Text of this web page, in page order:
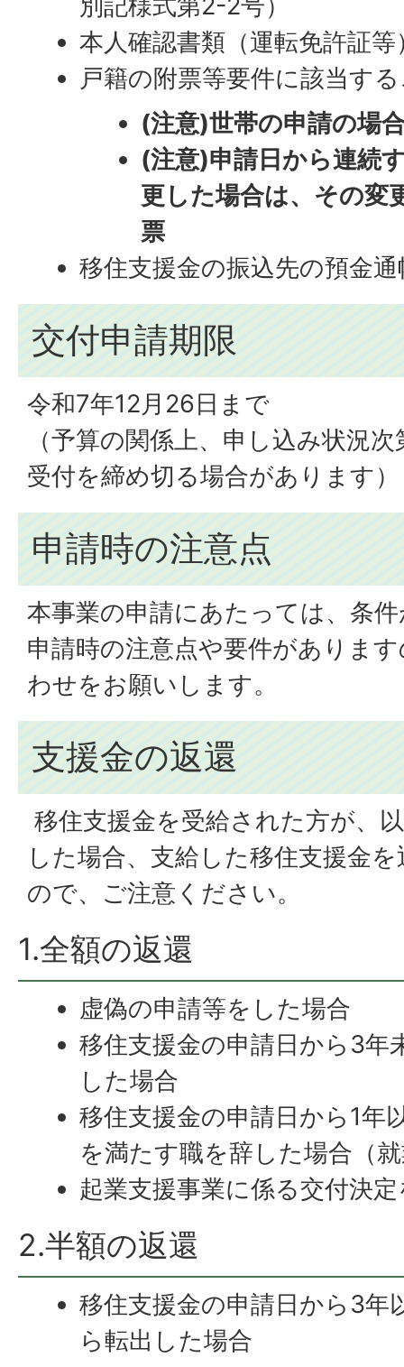
本人確認書類（運転免許証等
戸籍の附票等要件に該当す
(注意)世帯の申請の場
(注意)申請日から連続
更した場合は、その変
票
移住支援金の振込先の預金
交付申請期限
令和7年12月26日まで
（予算の関係上、申し込み状況
受付を締め切る場合があります）
申請時の注意点
本事業の申請にあたっては、条
申請時の注意点や要件がありま
わせをお願いします。
支援金の返還
移住支援金を受給された方が、
した場合、支給した移住支援金
ので、ご注意ください。
1.全額の返還
虚偽の申請等をした場合
移住支援金の申請日から3年
した場合
移住支援金の申請日から1年
を満たす職を辞した場合（
起業支援事業に係る交付決
2.半額の返還
移住支援金の申請日から3年
ら転出した場合